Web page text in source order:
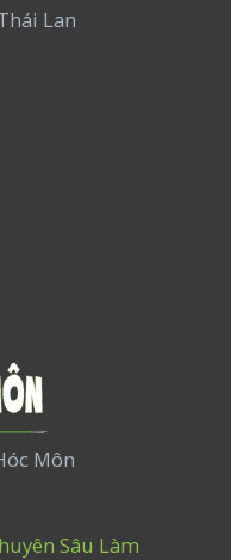
Lan
Môn
Sâu Làm